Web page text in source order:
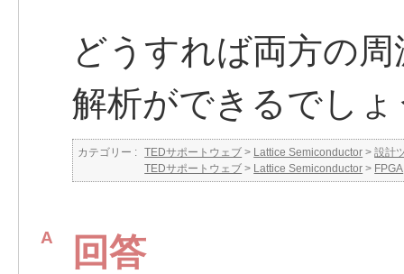
どうすれば両方の
解析ができるでし
カテゴリー : TEDサポートウェブ > Lattice Semiconductor >設計
TEDサポートウェブ > Lattice Semiconductor > FPGA
回答